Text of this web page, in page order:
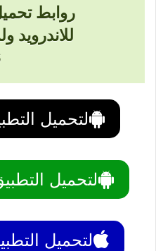
روابط
للاندرويد
لتحميل
لتحميل
لتحميل